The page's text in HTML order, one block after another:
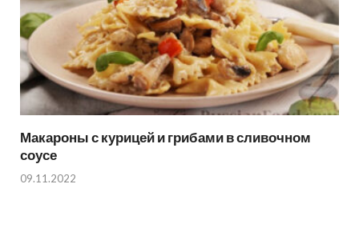
Макароны с курицей и грибами в сливочном
соусе
09.11.2022